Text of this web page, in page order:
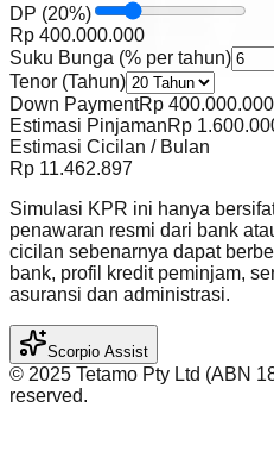
DP (20%)
Rp 400.000.000
Suku Bunga (% per tahun)
Tenor (Tahun)
Down PaymentRp 400.000.000
Estimasi PinjamanRp
Estimasi Cicilan / Bulan
Rp 11.462.897
Simulasi KPR ini hanya
penawaran resmi dari bank
cicilan sebenarnya dapat
bank, profil kredit peminjam,
asuransi dan administrasi.
Scorpio Assist
©️ 2025 Tetamo Pty Ltd (ABN
reserved.